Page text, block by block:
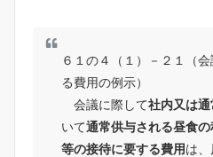
６１の４（１）－２１（
る費用の例示）
会議に際して社内又は
いて通常供与される昼食
等の接待に要する費用は